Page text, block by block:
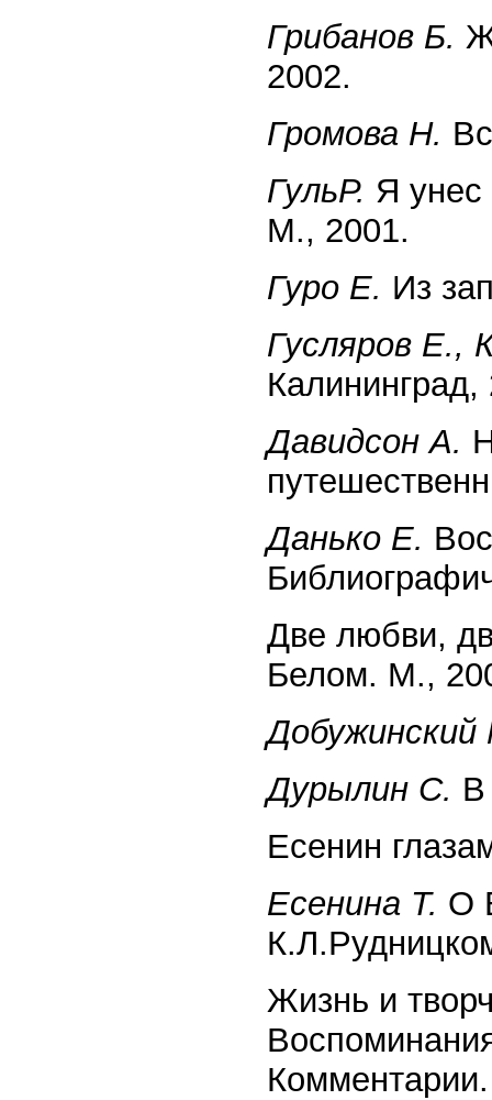
Грибанов Б.
2002.
Громова Н.
ГульР. Я унес
М., 2001.
Гуро Е. Из
Гусляров Е.,
Калининград,
Давидсон А.
Данько Е.
Две любви,
Белом. М.,
Дурылин С. В
Есенин
Есенина Т. О
Жизнь и